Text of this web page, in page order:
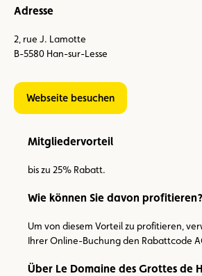
Umweltplakette
Adresse
2, rue J. Lamotte
B-5580 Han-sur-Lesse
Webseite besuchen
Mitgliedervorteil
bis zu 25% Rabatt.
Wie können Sie davon profitieren?
Um von diesem Vorteil zu profitieren,
Ihrer Online-Buchung den Rabattcode
Über Le Domaine des Grottes de